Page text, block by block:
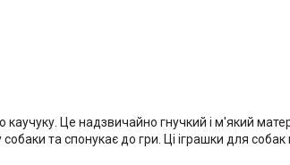
каучуку. Це надзвичайно гнучкий і м'який
та спонукає до гри. Ці іграшки для